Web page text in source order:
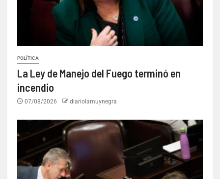
POLÍTICA
La Ley de Manejo del Fuego terminó en
incendio
07/08/2026 diariolamuynegra